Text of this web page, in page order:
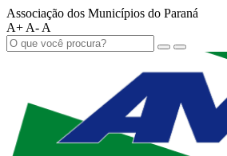
Associação dos Municípios do Paraná
A+ A- A